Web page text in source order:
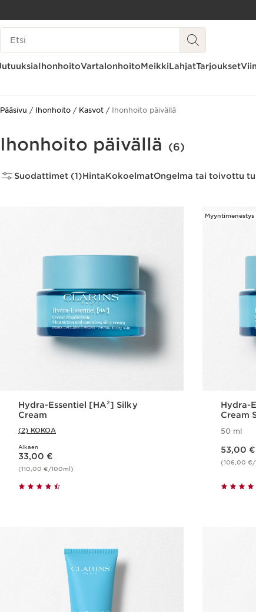
SIIRRY SISÄLTÖÖN
Hakuhistoria
IhonhoitoVartalonhoitoMeikkiLahjatTarjoukset
Pääsivu Ihonhoito Kasvot Ihonhoito päivällä
Ihonhoito päivällä (6)
Suodattimet (1)HintaKokoelmatOngelma tai toivottu
Hydra-Essentiel [HA²] Silky
Cream
(2) KOKOA
Alkaen
Nykyinen hinta 33,00 €
33,00 €
(110,00 €/100ml)
Myyntimenestys
Hydra-
Cream
50 ml
53,00 €
(106,00 €/